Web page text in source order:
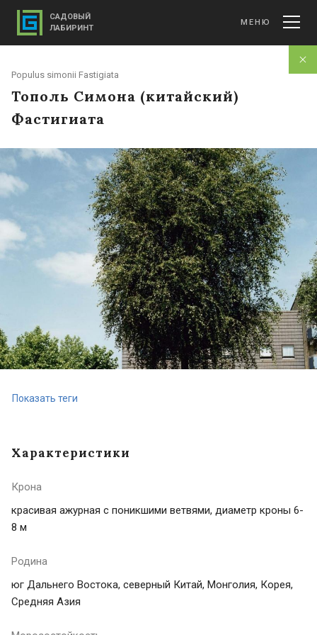
Populus simonii Fastigiata
Тополь Симона (китайский)
Фастигиата
Показать теги
Характеристики
Крона
красивая ажурная с поникшими ветвями, диаметр кроны 6-
8 м
Родина
юг Дальнего Востока, северный Китай, Монголия, Корея,
Средняя Азия
САДОВЫЙ
ЛАБИРИНТ
МЕНЮ